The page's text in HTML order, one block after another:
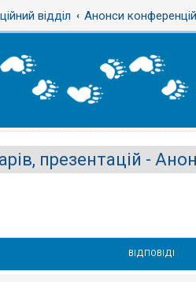
відділ Анонси
презентацій -
ВІДПОВІДІ